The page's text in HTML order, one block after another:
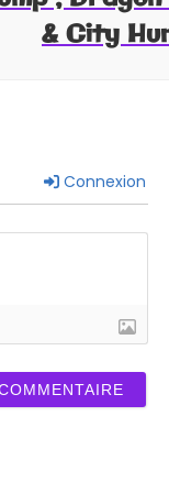
& City
Connexion